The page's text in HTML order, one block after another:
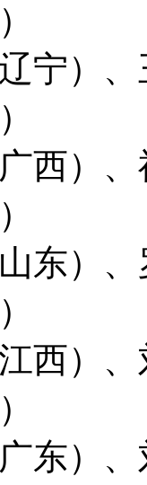
宁）
西） 、
东）
西）
东） 、